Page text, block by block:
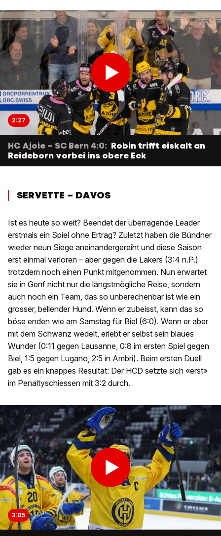
2:27
HC Ajoie – SC Bern 4:0: Robin trifft eiskalt an
Reideborn vorbei ins obere Eck
SERVETTE – DAVOS
Ist es heute so weit? Beendet der überragende Leader
erstmals ein Spiel ohne Ertrag? Zuletzt haben die Bündner
wieder neun Siege aneinandergereiht und diese Saison
erst einmal verloren – aber gegen die Lakers (3:4 n.P.)
trotzdem noch einen Punkt mitgenommen. Nun erwartet
sie in Genf nicht nur die längstmögliche Reise, sondern
auch noch ein Team, das so unberechenbar ist wie ein
grosser, bellender Hund. Wenn er zubeisst, kann das so
böse enden wie am Samstag für Biel (6:0). Wenn er aber
mit dem Schwanz wedelt, erlebt er selbst sein blaues
Wunder (0:11 gegen Lausanne, 0:8 im ersten Spiel gegen
Biel, 1:5 gegen Lugano, 2:5 in Ambri). Beim ersten Duell
gab es ein knappes Resultat: Der HCD setzte sich «erst»
im Penaltyschiessen mit 3:2 durch.
3:05